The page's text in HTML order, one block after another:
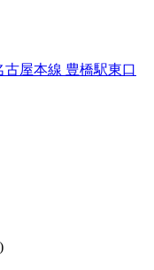
古屋本線 豊橋駅東口